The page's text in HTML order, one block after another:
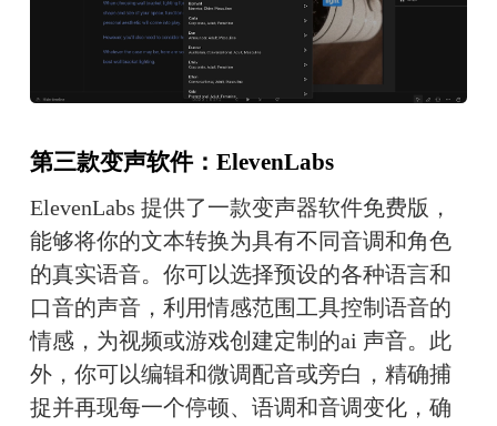
第三款变声软件：ElevenLabs
ElevenLabs 提供了一款变声器软件免费版，
能够将你的文本转换为具有不同音调和角色
的真实语音。你可以选择预设的各种语言和
口音的声音，利用情感范围工具控制语音的
情感，为视频或游戏创建定制的ai 声音。此
外，你可以编辑和微调配音或旁白，精确捕
捉并再现每一个停顿、语调和音调变化，确